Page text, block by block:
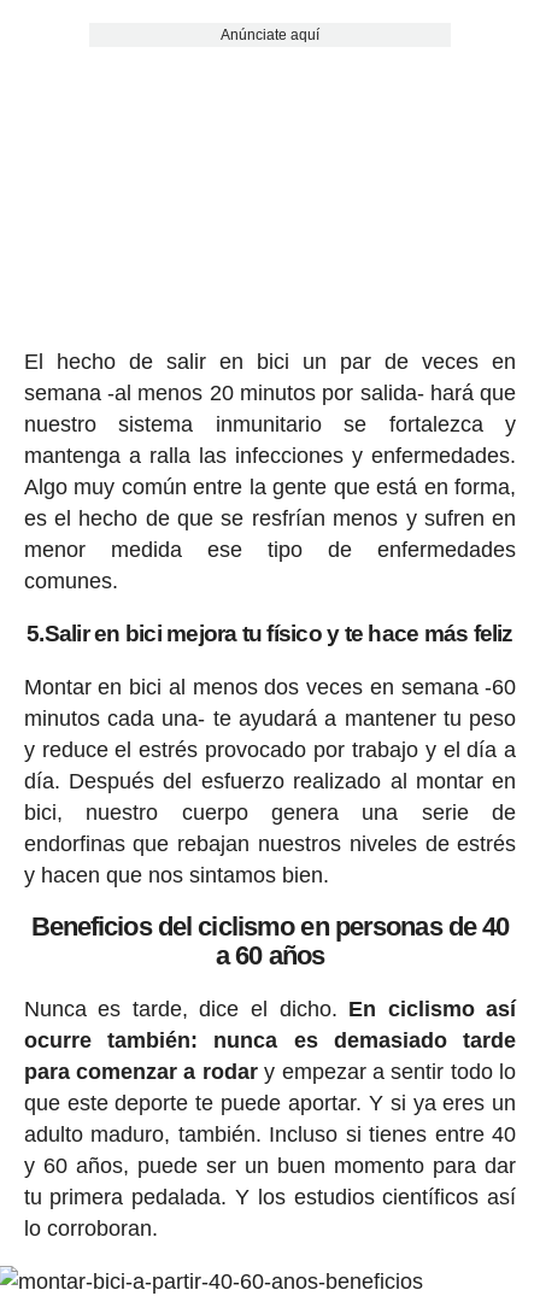
Anúnciate aquí
El hecho de salir en bici un par de veces en
semana -al menos 20 minutos por salida- hará que
nuestro sistema inmunitario se fortalezca y
mantenga a ralla las infecciones y enfermedades.
Algo muy común entre la gente que está en forma,
es el hecho de que se resfrían menos y sufren en
menor medida ese tipo de enfermedades
comunes.
5.Salir en bici mejora tu físico y te hace más feliz
Montar en bici al menos dos veces en semana -60
minutos cada una- te ayudará a mantener tu peso
y reduce el estrés provocado por trabajo y el día a
día. Después del esfuerzo realizado al montar en
bici, nuestro cuerpo genera una serie de
endorfinas que rebajan nuestros niveles de estrés
y hacen que nos sintamos bien.
Beneficios del ciclismo en personas de 40
a 60 años
Nunca es tarde, dice el dicho. En ciclismo así
ocurre también: nunca es demasiado tarde
para comenzar a rodary empezar a sentir todo lo
que este deporte te puede aportar. Y si ya eres un
adulto maduro, también. Incluso si tienes entre 40
y 60 años, puede ser un buen momento para dar
tu primera pedalada. Y los estudios científicos así
lo corroboran.